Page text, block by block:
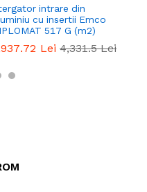
intrare din
cu insertii Emco
517 G (m2)
Lei 4,331.5 Lei